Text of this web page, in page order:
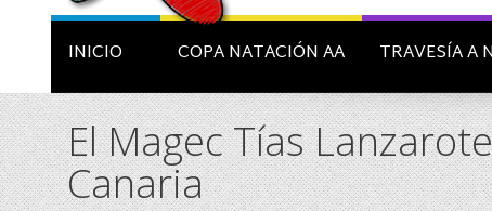
INICIO COPA NATACIÓN AA TRAVESÍA A
El Magec Tías
Canaria